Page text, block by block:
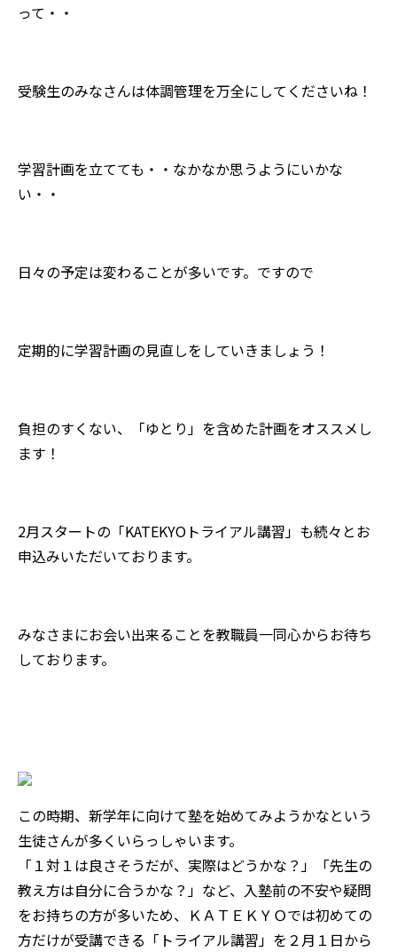
って・・
受験生のみなさんは体調管理を万全にしてくださいね！
学習計画を立てても・・なかなか思うようにいかな
い・・
日々の予定は変わることが多いです。ですので
定期的に学習計画の見直しをしていきましょう！
負担のすくない、「ゆとり」を含めた計画をオススメし
ます！
2月スタートの「KATEKYOトライアル講習」も続々とお
申込みいただいております。
みなさまにお会い出来ることを教職員一同心からお待ち
しております。
この時期、新学年に向けて塾を始めてみようかなという
生徒さんが多くいらっしゃいます。
「１対１は良さそうだが、実際はどうかな？」「先生の
教え方は自分に合うかな？」など、入塾前の不安や疑問
をお持ちの方が多いため、ＫＡＴＥＫＹＯでは初めての
方だけが受講できる「トライアル講習」を２月１日から